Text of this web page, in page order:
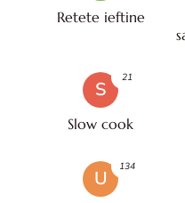
Retete ieftine
S
Slow cook
21
U
134